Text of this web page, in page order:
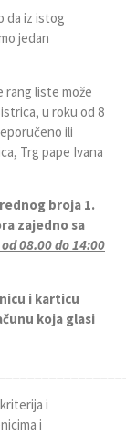
da iz istog
jedan
rang liste može
u roku od 8
ili
Trg pape Ivana
broja 1.
zajedno sa
08.00 do 14:00
i karticu
koja glasi
i
i